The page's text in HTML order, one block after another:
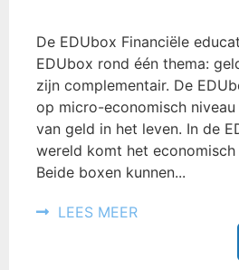
De EDUbox Financiële
EDUbox rond één thema:
zijn complementair. De
op micro-economisch
van geld in het leven. In de
wereld komt het
Beide boxen kunnen...
LEES MEER